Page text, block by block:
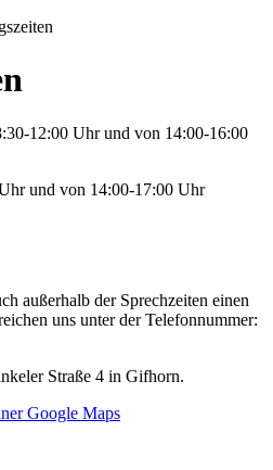
12:00 Uhr und von 14:00-16:00
und von 14:00-17:00 Uhr
außerhalb der Sprechzeiten einen
uns unter der Telefonnummer:
Straße 4 in Gifhorn.
Google Maps